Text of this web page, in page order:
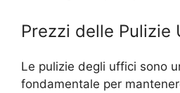
Prezzi delle Pulizie
Le pulizie degli uffici sono
fondamentale per